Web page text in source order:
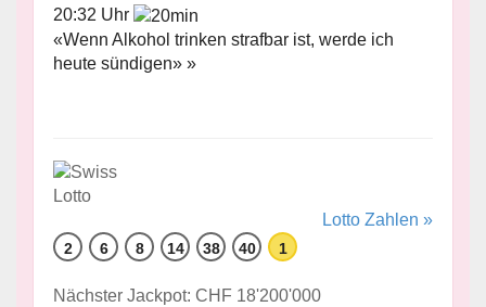
20:32 Uhr
«Wenn Alkohol trinken strafbar ist, werde ich
heute sündigen» »
Lotto Zahlen »
2 6 8 14 38 40 1
Nächster Jackpot: CHF 18'200'000